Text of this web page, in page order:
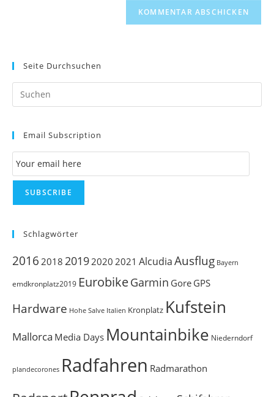
Seite Durchsuchen
Email Subscription
Email Subscription
SUBSCRIBE
Schlagwörter
2016 2018 20192020 2021 AlcudiaAusflug Bayern
emdkronplatz2019 EurobikeGarmin Gore GPS
Hardware Hohe Salve Italien Kronplatz Kufstein
Mallorca Media Days Mountainbike Niederndorf
plandecorones Radfahren Radmarathon